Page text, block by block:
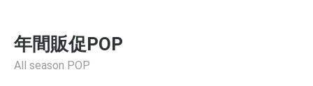
年間販促POP
All season POP